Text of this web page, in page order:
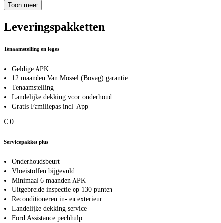
Toon meer
Leveringspakketten
Tenaamstelling en leges
Geldige APK
12 maanden Van Mossel (Bovag) garantie
Tenaamstelling
Landelijke dekking voor onderhoud
Gratis Familiepas incl. App
€ 0
Servicepakket plus
Onderhoudsbeurt
Vloeistoffen bijgevuld
Minimaal 6 maanden APK
Uitgebreide inspectie op 130 punten
Reconditioneren in- en exterieur
Landelijke dekking service
Ford Assistance pechhulp